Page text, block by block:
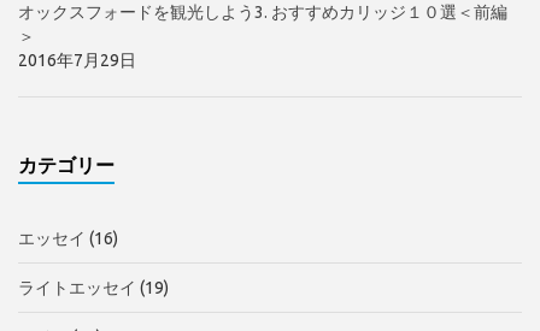
オックスフォードを観光しよう3. おすすめカリッジ１０選＜前編
＞
2016年7月29日
カテゴリー
エッセイ (16)
ライトエッセイ (19)